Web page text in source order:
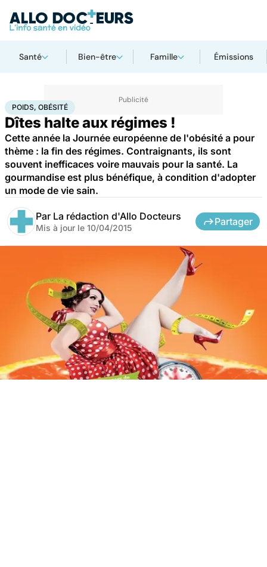
Santé Bien-être Famille Émissions
Accueil Bien-êtreNutrition Poids, obésité
POIDS, OBÉSITÉ
Dîtes halte aux régimes !
Cette année la Journée européenne de l'obésité a pour
thème : la fin des régimes. Contraignants, ils sont
souvent inefficaces voire mauvais pour la santé. La
gourmandise est plus bénéfique, à condition d'adopter
un mode de vie sain.
Par La rédaction d'Allo Docteurs
Mis à jour le 10/04/2015
Partager